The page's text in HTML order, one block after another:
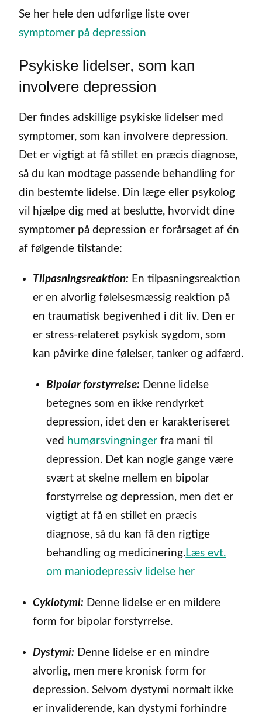
Se her hele den udførlige liste over
symptomer på depression
Psykiske lidelser, som kan
involvere depression
Der findes adskillige psykiske lidelser med
symptomer, som kan involvere depression.
Det er vigtigt at få stillet en præcis diagnose,
så du kan modtage passende behandling for
din bestemte lidelse. Din læge eller psykolog
vil hjælpe dig med at beslutte, hvorvidt dine
symptomer på depression er forårsaget af én
af følgende tilstande:
Tilpasningsreaktion: En tilpasningsreaktion
er en alvorlig følelsesmæssig reaktion på
en traumatisk begivenhed i dit liv. Den er
er stress-relateret psykisk sygdom, som
kan påvirke dine følelser, tanker og adfærd.
Bipolar forstyrrelse: Denne lidelse
betegnes som en ikke rendyrket
depression, idet den er karakteriseret
ved humørsvingninger fra mani til
depression. Det kan nogle gange være
svært at skelne mellem en bipolar
forstyrrelse og depression, men det er
vigtigt at få en stillet en præcis
diagnose, så du kan få den rigtige
behandling og medicinering.Læs evt.
om maniodepressiv lidelse her
Cyklotymi: Denne lidelse er en mildere
form for bipolar forstyrrelse.
Dystymi: Denne lidelse er en mindre
alvorlig, men mere kronisk form for
depression. Selvom dystymi normalt ikke
er invaliderende, kan dystymi forhindre